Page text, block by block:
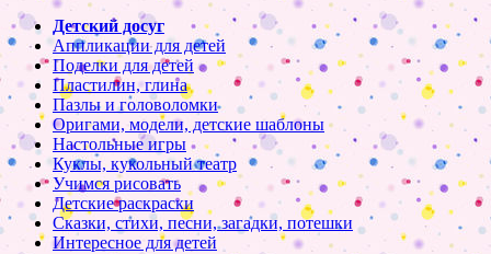
Детский досуг
Аппликации для детей
Поделки для детей
Пластилин, глина
Пазлы и головоломки
Оригами, модели, детские шаблоны
Настольные игры
Куклы, кукольный театр
Учимся рисовать
Детские раскраски
Сказки, стихи, песни, загадки, потешки
Интересное для детей